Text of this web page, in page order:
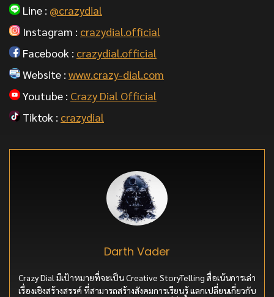
Line : @crazydial
Instagram : crazydial.official
Facebook : crazydial.official
Website : www.crazy-dial.com
Youtube : Crazy Dial Official
Tiktok : crazydial
Darth Vader
Crazy Dial มีเป้าหมายที่จะเป็น Creative StoryTelling สื่อเน้นการเล่า
เรื่องเชิงสร้างสรรค์ ที่สามารถสร้างสังคมการเรียนรู้ แลกเปลี่ยนเกี่ยวกับ